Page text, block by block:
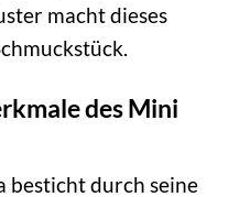
macht dieses
des Mini
besticht durch seine